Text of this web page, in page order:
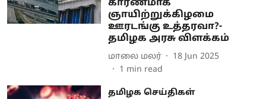
காரணமாக
ஞாயிற்றுக்கிழமை
ஊரடங்கு உத்தரவா?-
தமிழக அரசு விளக்கம்
மாலை மலர்
18 Jun 2025
1 min read
தமிழக செய்திகள்